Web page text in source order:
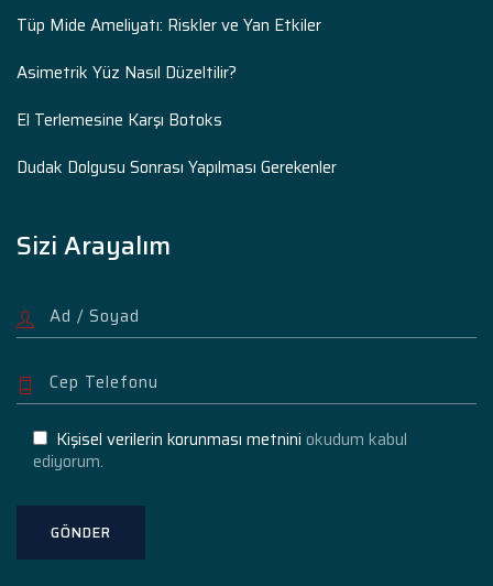
Tüp Mide Ameliyatı: Riskler ve Yan Etkiler
Asimetrik Yüz Nasıl Düzeltilir?
El Terlemesine Karşı Botoks
Dudak Dolgusu Sonrası Yapılması Gerekenler
Sizi Arayalım
Kişisel verilerin korunması metnini okudum kabul
ediyorum.